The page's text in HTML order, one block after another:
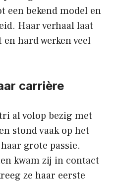
een bekend model en
Haar verhaal laat
hard werken veel
carrière
al volop bezig met
stond vaak op het
grote passie.
kwam zij in contact
ze haar eerste